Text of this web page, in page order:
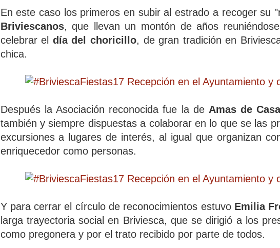
En este caso los primeros en subir al estrado a recoger su
Briviescanos, que llevan un montón de años
celebrar el día del choricillo, de gran tradición en
chica.
Después la Asociación reconocida fue la de Amas de
también y siempre dispuestas a colaborar en lo que se las
excursiones a lugares de interés, al igual que organizan
enriquecedor como personas.
Y para cerrar el círculo de reconocimientos estuvo Emilia
larga trayectoria social en Briviesca, que se dirigió a los
como pregonera y por el trato recibido por parte de todos.